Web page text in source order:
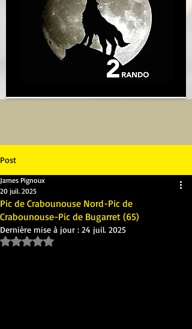
Post
Pic de Crabounouse Nord-Pic de
Crabounouse-Pic de Bugarret (65)
James Pignoux
20 juil. 2025
Dernière mise à jour : 24 juil. 2025
Noté NaN étoiles sur 5.